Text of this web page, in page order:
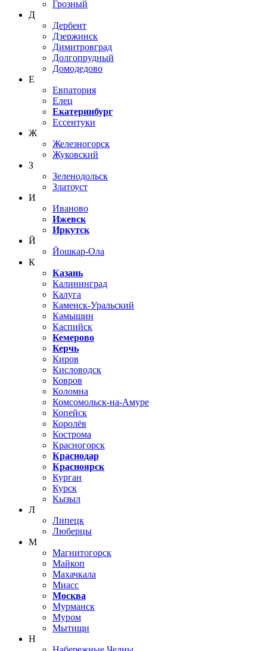
Грозный
Д
Дербент
Дзержинск
Димитровград
Долгопрудный
Домодедово
Е
Евпатория
Елец
Екатеринбург
Ессентуки
Ж
Железногорск
Жуковский
З
Зеленодольск
Златоуст
И
Иваново
Ижевск
Иркутск
Й
Йошкар-Ола
К
Казань
Калининград
Калуга
Каменск-Уральский
Камышин
Каспийск
Кемерово
Керчь
Киров
Кисловодск
Ковров
Коломна
Комсомольск-на-Амуре
Копейск
Королёв
Кострома
Красногорск
Краснодар
Красноярск
Курган
Курск
Кызыл
Л
Липецк
Люберцы
М
Магнитогорск
Майкоп
Махачкала
Миасс
Москва
Мурманск
Муром
Мытищи
Н